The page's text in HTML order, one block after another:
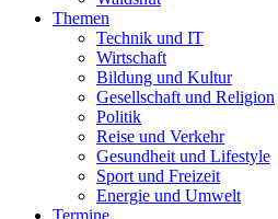
Themen
Technik und IT
Wirtschaft
Bildung und Kultur
Gesellschaft und Religion
Politik
Reise und Verkehr
Gesundheit und Lifestyle
Sport und Freizeit
Energie und Umwelt
Termine